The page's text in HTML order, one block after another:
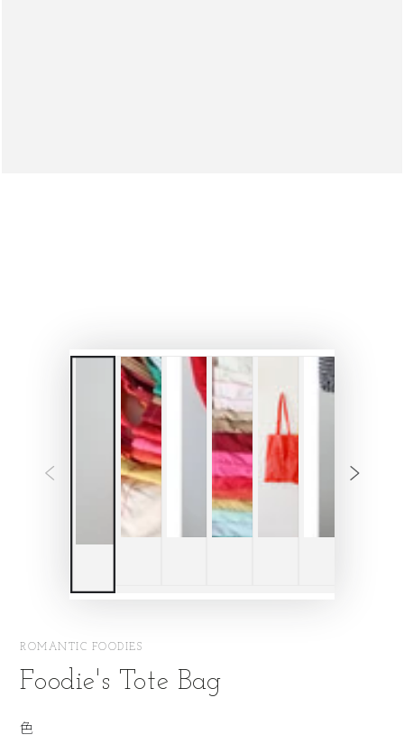
ROMANTIC FOODIES
Foodie's Tote Bag
色